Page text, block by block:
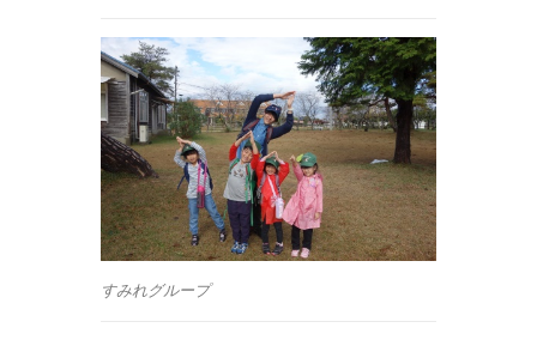
すみれグループ